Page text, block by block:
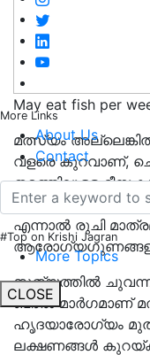
More Links
About Us
Contact
#Top on Krishi Jagran
More Topics
CLOSE
May eat fish per
മത്സ്യം
വളരെ കുറവാണ്,
തരത്തിലുള്ള
ഇത് വറുത്തും
എന്നാൽ രുചി
സത്യത്തിൽ ചുവന്ന
ബദൽ മാർഗമാണ്
ഹൃദയാരോഗ്യം
ലക്ഷണങ്ങൾ